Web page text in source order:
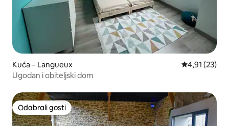
Kuća – Langueux Prosječna
4,91 (23)
Ugodan i obiteljski dom
Odabrali gosti
Odabrali gosti